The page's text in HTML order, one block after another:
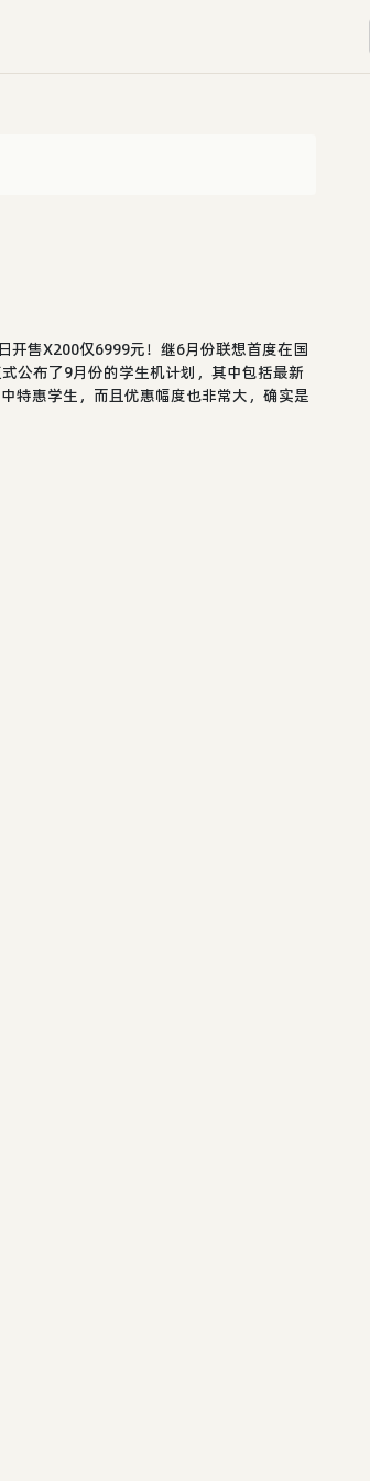
售X200仅6999元！继6月份联想首度在国
公布了9月份的学生机计划，其中包括最新
特惠学生，而且优惠幅度也非常大，确实是